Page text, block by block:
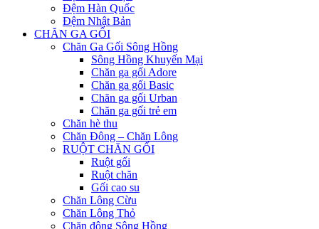
Đệm Hàn Quốc
Đệm Nhật Bản
CHĂN GA GỐI
Chăn Ga Gối Sông Hồng
Sông Hồng Khuyến Mại
Chăn ga gối Adore
Chăn ga gối Basic
Chăn ga gối Urban
Chăn ga gối trẻ em
Chăn hè thu
Chăn Đông – Chăn Lông
RUỘT CHĂN GỐI
Ruột gối
Ruột chăn
Gối cao su
Chăn Lông Cừu
Chăn Lông Thỏ
Chăn đông Sông Hồng